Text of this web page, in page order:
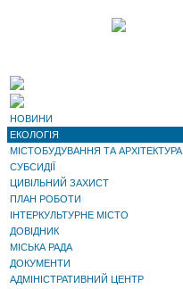
НОВИНИ
ЕКОЛОГІЯ
МІСТОБУДУВАННЯ ТА АРХІТЕКТУРА
СУБСИДІЇ
ЦИВІЛЬНИЙ ЗАХИСТ
ПЛАН РОБОТИ
ІНТЕРКУЛЬТУРНЕ МІСТО
ДОВІДНИК
МІСЬКА РАДА
ДОКУМЕНТИ
АДМІНІСТРАТИВНИЙ ЦЕНТР